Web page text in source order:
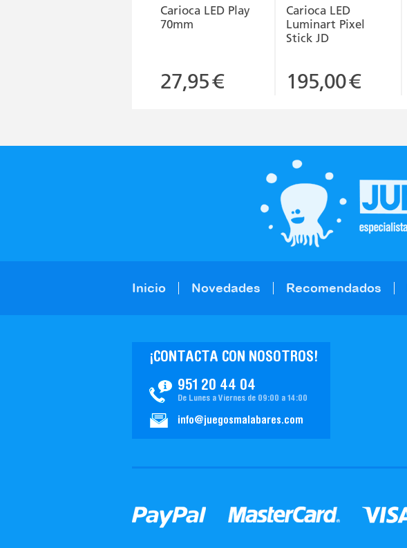
Carioca LED Play
70mm
27,95€
Carioca LED
Luminart Pixel
Stick JD
195,00€
Inicio Novedades Recomendados
951 20 44 04
¡CONTACTA CON NOSOTROS!
De Lunes a Viernes de 09:00 a 14:00
info@juegosmalabares.com